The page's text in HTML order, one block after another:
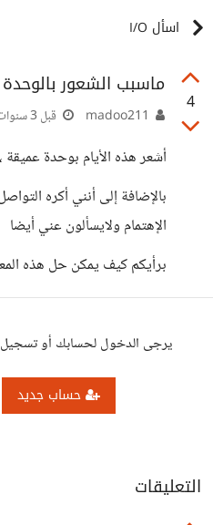
اسأل I/O
4
ماسبب الشعور
قبل 3 سنوات
أشعر هذه الأيام بوحدة
بالإضافة إلى أنني أكره
الإهتمام ولايسألون عني أيضا
برأيكم كيف يمكن حل هذه
يرجى الدخول لحسابك أو
حساب جديد
التعليقات